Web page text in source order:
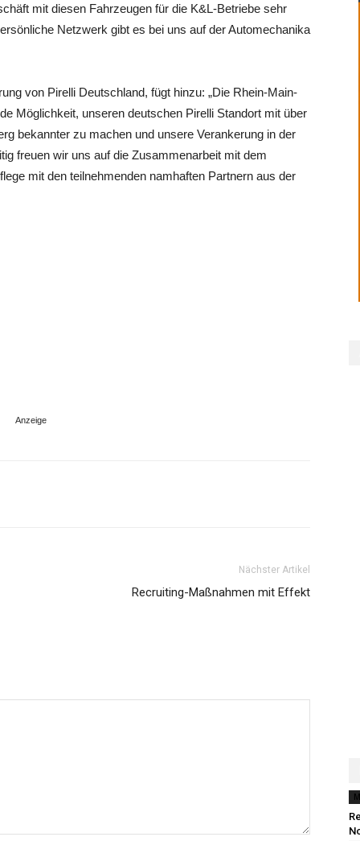
mit diesen Fahrzeugen für die K&L-Betriebe sehr
Netzwerk gibt es bei uns auf der Automechanika
von Pirelli Deutschland, fügt hinzu: „Die Rhein-Main-
Möglichkeit, unseren deutschen Pirelli Standort mit über
bekannter zu machen und unsere Verankerung in der
freuen wir uns auf die Zusammenarbeit mit dem
mit den teilnehmenden namhaften Partnern aus der
Nächster Artikel
Recruiting-Maßnahmen mit Effekt